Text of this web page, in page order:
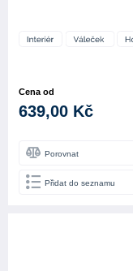
Cena od
639,00 Kč
Porovnat
Přidat do seznamu